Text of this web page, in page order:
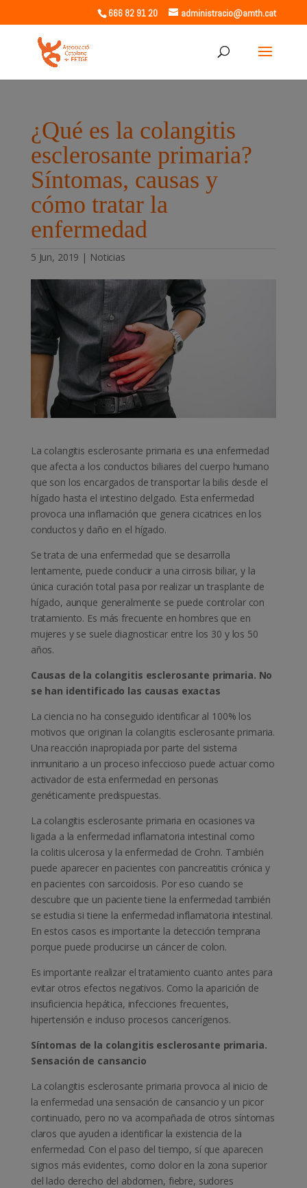
666 82 91 20 administracio@amth.cat
¿Qué es la colangitis
esclerosante primaria?
Síntomas, causas y
cómo tratar la
enfermedad
5 Jun, 2019 | Noticias
La colangitis esclerosante primaria es una enfermedad
que afecta a los conductos biliares del cuerpo humano
que son los encargados de transportar la bilis desde el
hígado hasta el intestino delgado. Esta enfermedad
provoca una inflamación que genera cicatrices en los
conductos y daño en el hígado.
Se trata de una enfermedad que se desarrolla
lentamente, puede conducir a una cirrosis biliar, y la
única curación total pasa por realizar un trasplante de
hígado, aunque generalmente se puede controlar con
tratamiento. Es más frecuente en hombres que en
mujeres y se suele diagnosticar entre los 30 y los 50
años.
Causas de la colangitis esclerosante primaria. No
se han identificado las causas exactas
La ciencia no ha conseguido identificar al 100% los
motivos que originan la colangitis esclerosante primaria.
Una reacción inapropiada por parte del sistema
inmunitario a un proceso infeccioso puede actuar como
activador de esta enfermedad en personas
genéticamente predispuestas.
La colangitis esclerosante primaria en ocasiones va
ligada a la enfermedad inflamatoria intestinal como
la colitis ulcerosa y la enfermedad de Crohn. También
puede aparecer en pacientes con pancreatitis crónica y
en pacientes con sarcoidosis. Por eso cuando se
descubre que un paciente tiene la enfermedad también
se estudia si tiene la enfermedad inflamatoria intestinal.
En estos casos es importante la detección temprana
porque puede producirse un cáncer de colon.
Es importante realizar el tratamiento cuanto antes para
evitar otros efectos negativos. Como la aparición de
insuficiencia hepática, infecciones frecuentes,
hipertensión e incluso procesos cancerígenos.
Síntomas de la colangitis esclerosante primaria.
Sensación de cansancio
La colangitis esclerosante primaria provoca al inicio de
la enfermedad una sensación de cansancio y un picor
continuado, pero no va acompañada de otros síntomas
claros que ayuden a identificar la existencia de la
enfermedad. Con el paso del tiempo, sí que aparecen
signos más evidentes, como dolor en la zona superior
del lado derecho del abdomen, fiebre, sudores